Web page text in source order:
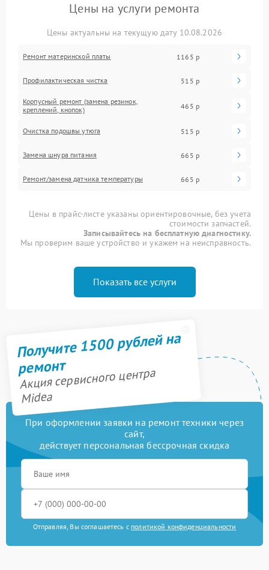
Цены на услуги ремонта
Цены актуальны на текущую дату 10.08.2026
Ремонт материнской платы 1165 р
Профилактическая чистка 515 р
Корпусный ремонт (замена резинок,
креплений, кнопок)
465 р
Очистка подошвы утюга 515 р
Замена шнура питания 665 р
Ремонт/замена датчика температуры 665 р
Цены в прайс-листе указаны ориентировочные, без учета
стоимости запчастей.
Записывайтесь на бесплатную диагностику.
Мы проверим ваше устройство и укажем на неисправность.
Показать все услуги
Получите 1500 рублей на
ремонт
Акция сервисного центра
Midea
При оформлении заявки на ремонт техники через
сайт,
действует персональная бессрочная скидка
Отправляя, Вы соглашаетесь с политикой конфиденциальности